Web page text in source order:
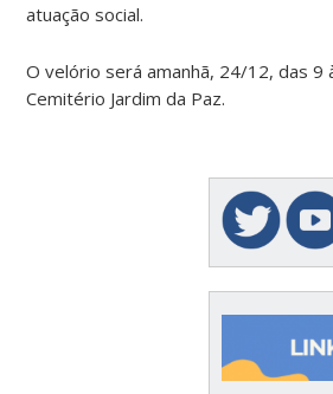
atuação social.
O velório será amanhã, 24/12, das 9
Cemitério Jardim da Paz.